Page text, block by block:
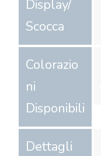
Display/
Scocca
Colorazio
ni
Disponibili
Dettagli